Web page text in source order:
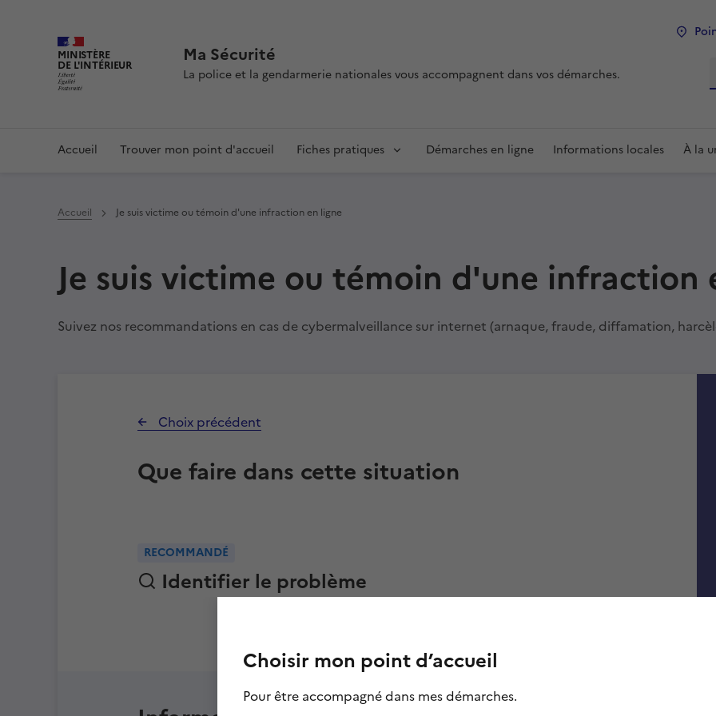
MINISTÈRE
DE L'INTÉRIEUR Ma Sécurité
La police et la gendarmerie nationales vous accompagnent dans vos démarches.
principaleAccueil Trouver mon point d'accueil Fiches pratiques Démarches en ligne Informations locales À la
Accueil Je suis victime ou témoin d'une infraction en ligne
Je suis victime ou témoin d'une infraction
Suivez nos recommandations en cas de cybermalveillance sur internet (arnaque, fraude, diffamation,
Choix précédent
Que faire dans cette situation
RECOMMANDÉ
Identifier le problème
Choisir mon point d’accueil
Pour être accompagné dans mes démarches.